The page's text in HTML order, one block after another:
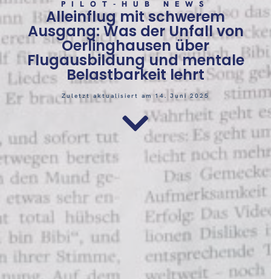
PILOT-HUB NEWS
Alleinflug mit schwerem
Ausgang: Was der Unfall von
Oerlinghausen über
Flugausbildung und mentale
Belastbarkeit lehrt
Zuletzt aktualisiert am 14. Juni 2025